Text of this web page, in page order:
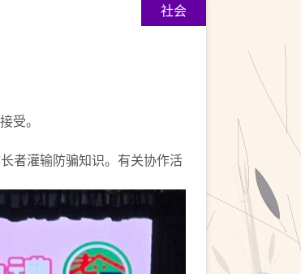
社会
受。
者灌输防骗知识。有关协作活